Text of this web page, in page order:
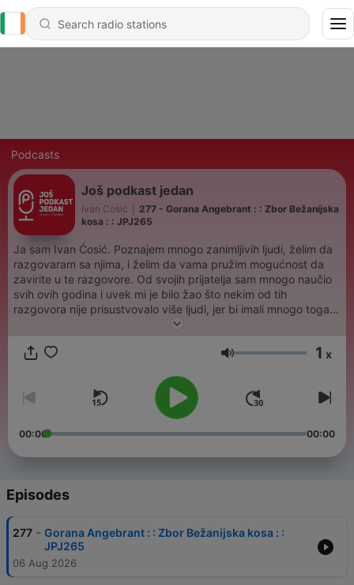
Podcasts
Još podkast jedan
Ivan Cosic
277 - Gorana Angebrant : : Zbor Bežanijska
kosa : : JPJ265
Ja sam Ivan Ćosić. Poznajem mnogo zanimljivih ljudi, želim da
razgovaram sa njima, i želim da vama pružim mogućnost da
zavirite u te razgovore. Od svojih prijatelja sam mnogo naučio
svih ovih godina i uvek mi je bilo žao što nekim od tih
razgovora nije prisustvovalo više ljudi, jer bi imali mnogo toga
da čuju. To želim da ispravim ovim podkastom. Već dvadeset
stvarima. Od 2013. godine organizovao sam konferenciju
pomogao da se ispriča preko 60 uspešnih priča.
Volume 1 x
00:00 00:00
Episodes
277 - Gorana Angebrant : : Zbor Bežanijska kosa : :
JPJ265
06 Aug 2026